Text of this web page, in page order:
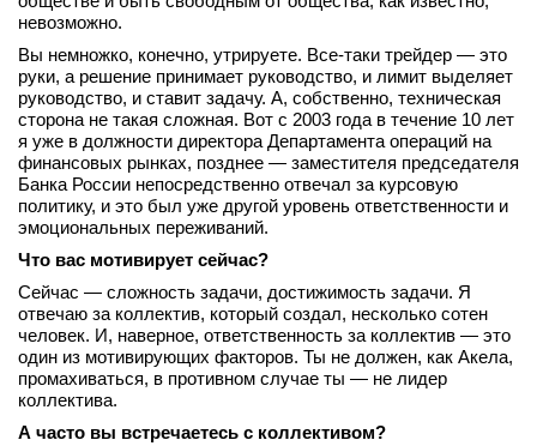
невозможно.
Вы немножко, конечно, утрируете. Все‑таки трейдер — это
руки, а решение принимает руководство, и лимит выделяет
руководство, и ставит задачу. А, собственно, техническая
сторона не такая сложная. Вот с 2003 года в течение 10 лет
я уже в должности директора Департамента операций на
финансовых рынках, позднее — заместителя председателя
Банка России непосредственно отвечал за курсовую
политику, и это был уже другой уровень ответственности и
эмоциональных переживаний.
Что вас мотивирует сейчас?
Сейчас — сложность задачи, достижимость задачи. Я
отвечаю за коллектив, который создал, несколько сотен
человек. И, наверное, ответственность за коллектив — это
один из мотивирующих факторов. Ты не должен, как Акела,
промахиваться, в противном случае ты — не лидер
коллектива.
А часто вы встречаетесь с коллективом?